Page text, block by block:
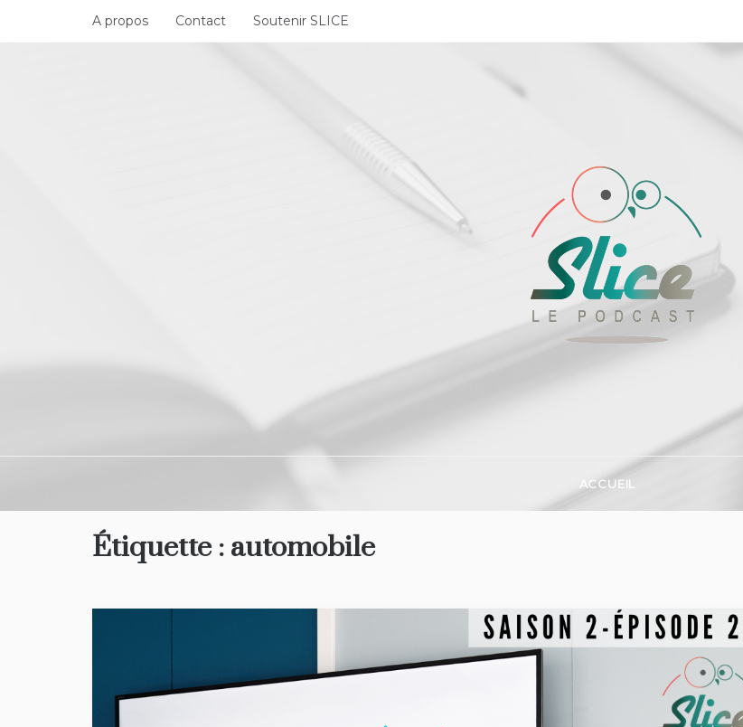
A propos Contact Soutenir SLICE
ACCUEIL
Étiquette : automobile